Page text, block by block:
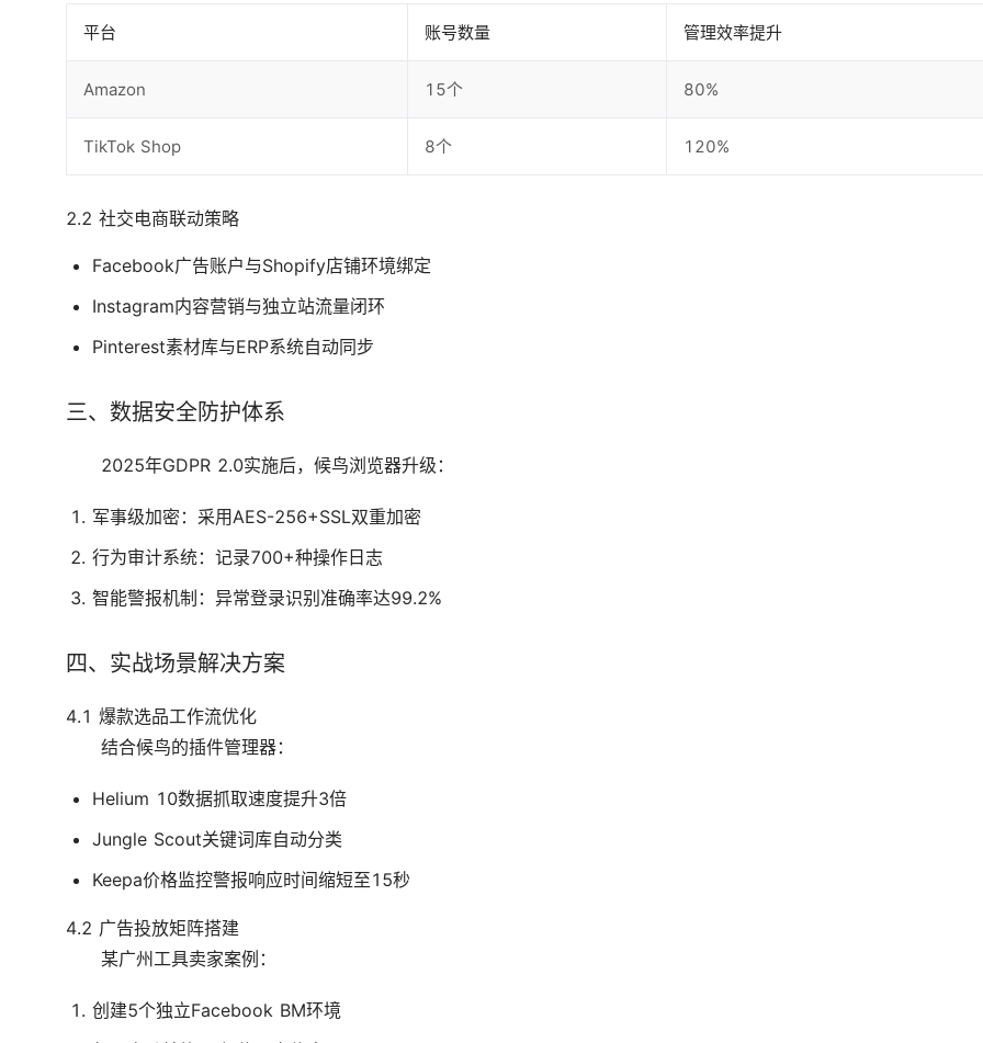
平台 账号数量 管理效率提升
Amazon 15个 80%
TikTok Shop 8个 120%
2.2 社交电商联动策略
Facebook广告账户与Shopify店铺环境绑定
Instagram内容营销与独立站流量闭环
Pinterest素材库与ERP系统自动同步
三、数据安全防护体系
2025年GDPR 2.0实施后，候鸟浏览器升级：
军事级加密：采用AES-256+SSL双重加密
行为审计系统：记录700+种操作日志
智能警报机制：异常登录识别准确率达99.2%
四、实战场景解决方案
4.1 爆款选品工作流优化
结合候鸟的插件管理器：
Helium 10数据抓取速度提升3倍
Jungle Scout关键词库自动分类
Keepa价格监控警报响应时间缩短至15秒
4.2 广告投放矩阵搭建
某广州工具卖家案例：
创建5个独立Facebook BM环境